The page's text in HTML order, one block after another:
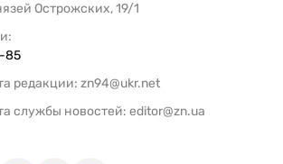
Острожских, 19/1
85
редакции: zn94@ukr.net
службы новостей: editor@zn.ua